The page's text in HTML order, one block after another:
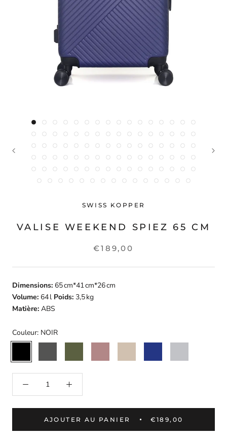
SWISS KOPPER
VALISE WEEKEND SPIEZ 65 CM
€189,00
Dimensions: 65 cm*41 cm*26 cm
Volume: 64 l Poids: 3,5 kg
Matière: ABS
Couleur: NOIR
FONCE
DORE
AJOUTER AU PANIER €189,00